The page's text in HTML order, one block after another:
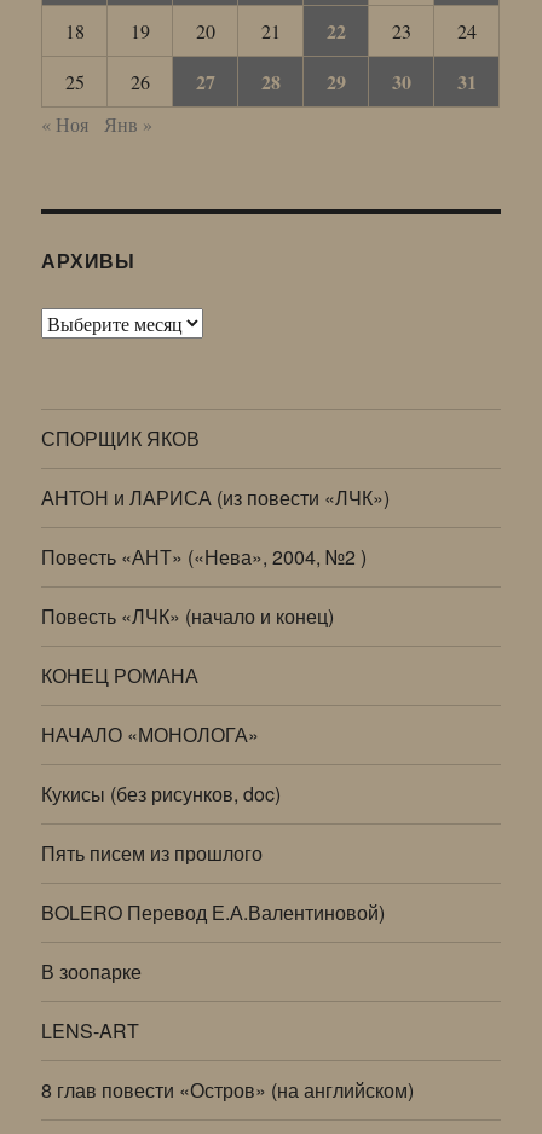
18 19 20 21 22 23
24
25
26 27 28 29 30 31
« Ноя Янв »
АРХИВЫ
Архивы
СПОРЩИК ЯКОВ
АНТОН и ЛАРИСА (из повести «ЛЧК»)
Повесть «АНТ» («Нева», 2004, №2 )
Повесть «ЛЧК» (начало и конец)
КОНЕЦ РОМАНА
НАЧАЛО «МОНОЛОГА»
Кукисы (без рисунков, doc)
Пять писем из прошлого
BOLERO Перевод Е.А.Валентиновой)
В зоопарке
LENS-ART
8 глав повести «Остров» (на английском)